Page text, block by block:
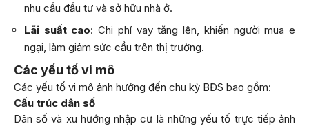
nhu cầu đầu tư và sở hữu nhà ở.
Lãi suất cao: Chi phí vay tăng lên, khiến người mua e
ngại, làm giảm sức cầu trên thị trường.
Các yếu tố vi mô
Các yếu tố vi mô ảnh hưởng đến chu kỳ BĐS bao gồm:
Cấu trúc dân số
Dân số và xu hướng nhập cư là những yếu tố trực tiếp ảnh